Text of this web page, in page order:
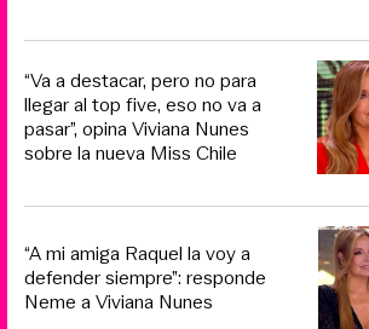
“Va a destacar, pero no para
llegar al top five, eso no va a
pasar”, opina Viviana Nunes
sobre la nueva Miss Chile
“A mi amiga Raquel la voy a
defender siempre”: responde
Neme a Viviana Nunes